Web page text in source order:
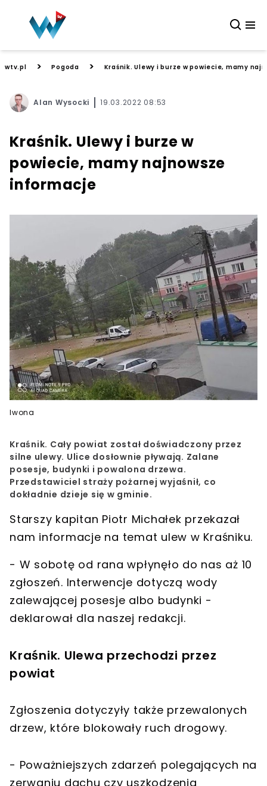
wtv.pl > Pogoda > Kraśnik. Ulewy i burze w powiecie, mamy
Alan Wysocki 19.03.2022 08:53
Kraśnik. Ulewy i burze w
powiecie, mamy najnowsze
informacje
Iwona
Kraśnik. Cały powiat został doświadczony przez
silne ulewy. Ulice dosłownie pływają. Zalane
posesje, budynki i powalona drzewa.
Przedstawiciel straży pożarnej wyjaśnił, co
dokładnie dzieje się w gminie.
Starszy kapitan Piotr Michałek przekazał
nam informacje na temat ulew w Kraśniku.
- W sobotę od rana wpłynęło do nas aż 10
zgłoszeń. Interwencje dotyczą wody
zalewającej posesje albo budynki -
deklarował dla naszej redakcji.
Kraśnik. Ulewa przechodzi przez
powiat
Zgłoszenia dotyczyły także przewalonych
drzew, które blokowały ruch drogowy.
- Poważniejszych zdarzeń polegających na
zerwaniu dachu czy uszkodzenia